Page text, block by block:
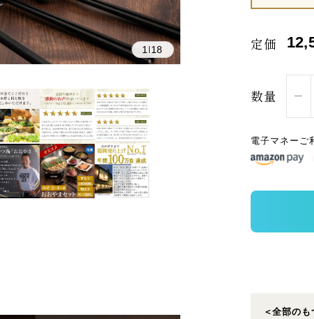
1 18 定価
数量
電子マネーご
＜全部のも